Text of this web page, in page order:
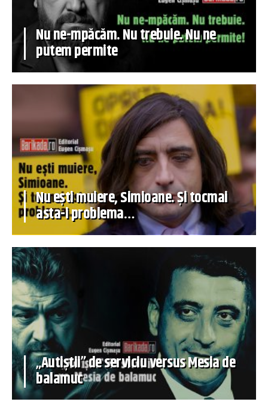
Nu ne-mpăcăm. Nu trebuie. Nu ne
putem permite
Nu ești muiere, Simioane. Și tocmai
asta-i problema…
„Autiștii” de serviciu versus Mesia de
balamuc